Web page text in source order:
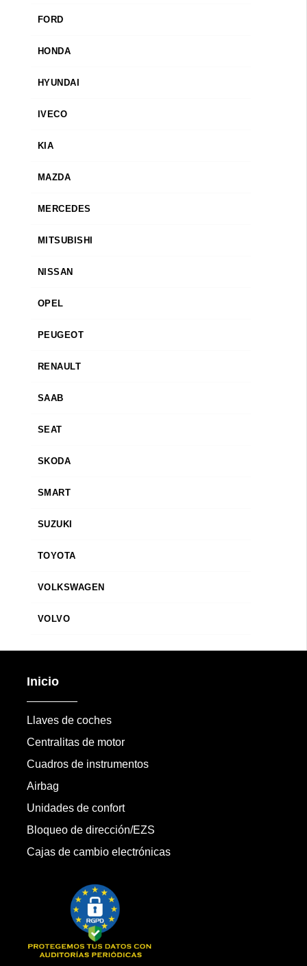
FORD
HONDA
HYUNDAI
IVECO
KIA
MAZDA
MERCEDES
MITSUBISHI
NISSAN
OPEL
PEUGEOT
RENAULT
SAAB
SEAT
SKODA
SMART
SUZUKI
TOYOTA
VOLKSWAGEN
VOLVO
Inicio
Llaves de coches
Centralitas de motor
Cuadros de instrumentos
Airbag
Unidades de confort
Bloqueo de dirección/EZS
Cajas de cambio electrónicas